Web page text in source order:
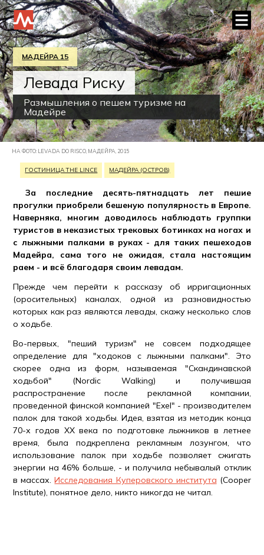
МАДЕЙРА 15
Левада Риску
Размышления о пешем туризме на
Мадейре
НА ФОТО: LEVADA DO RISCO, МАДЕЙРА, 2015
ГОСТИНИЦА THE LINCE МАДЕЙРА (ОСТРОВ)
За последние десять-пятнадцать лет пешие
прогулки приобрели бешеную популярность в Европе.
Наверняка, многим доводилось наблюдать группки
туристов в неказистых трековых ботинках на ногах и
с лыжными палками в руках - для таких пешеходов
Мадейра, сама того не ожидая, стала настоящим
раем - и всё благодаря своим левадам.
Прежде чем перейти к рассказу об ирригационных
(оросительных) каналах, одной из разновидностью
которых как раз являются левады, скажу несколько слов
о ходьбе.
Во-первых, "пеший туризм" не совсем подходящее
определение для "ходоков с лыжными палками". Это
скорее одна из форм, называемая "Скандинавской
ходьбой" (Nordic Walking) и получившая
распространение после рекламной компании,
проведенной финской компанией "Exel" - производителем
палок для такой ходьбы. Идея, взятая из методик конца
70-х годов XX века по подготовке лыжников в летнее
время, была подкреплена рекламным лозунгом, что
использование палок при ходьбе позволяет сжигать
энергии на 46% больше, - и получила небывалый отклик
в массах.Исследования Куперовского института (Cooper
Institute), понятное дело, никто никогда не читал.